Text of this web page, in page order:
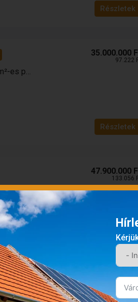
Részletek
Eladó családi ház Gamás – 100 m², 4500 m²-es panorámás telek
35.000.000
97.222
Részletek
Eladó családi ház Nagyatád | 4 szobás, szintes ház garázzsal
47.900.000
133.056
Részletek
59.000.000
163.889